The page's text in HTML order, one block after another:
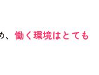
働く環境はとても